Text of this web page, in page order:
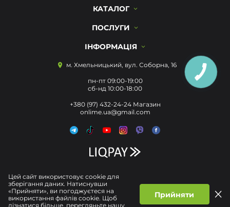
КАТАЛОГ
ПОСЛУГИ
ІНФОРМАЦІЯ
м. Хмельницький, вул. Соборна, 16
пн-пт 09:00-19:00
сб-нд 10:00-18:00
+380 (97) 432-24-24 Магазин
onlime.ua@gmail.com
Цей сайт використовує cookie для
зберігання даних. Натиснувши
«Прийняти», ви погоджуєтеся на
використання файлів cookie. Щоб
дізнатися більше, перегляньте нашу
Прийняти